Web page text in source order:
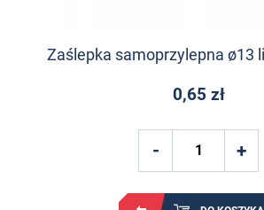
Zaślepka samoprzylepna ø13
0,65 zł